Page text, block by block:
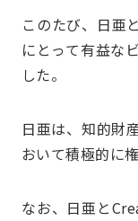
このたび、日亜
にとって有益な
した。
日亜は、知的財
おいて積極的に
なお、日亜と